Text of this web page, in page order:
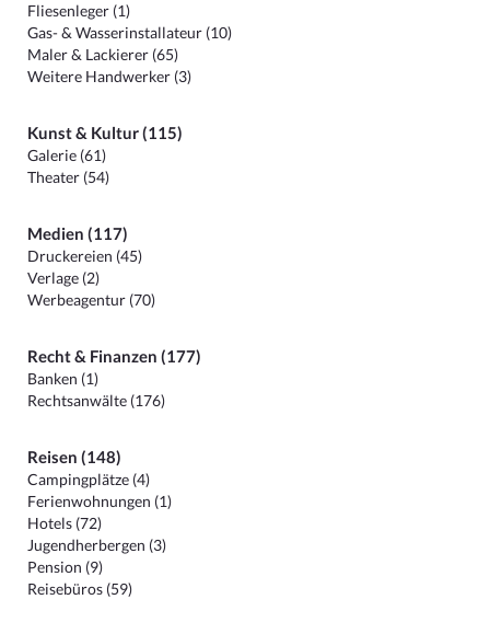
Fliesenleger (1)
Gas- & Wasserinstallateur (10)
Maler & Lackierer (65)
Weitere Handwerker (3)
Kunst & Kultur (115)
Galerie (61)
Theater (54)
Medien (117)
Druckereien (45)
Verlage (2)
Werbeagentur (70)
Recht & Finanzen (177)
Banken (1)
Rechtsanwälte (176)
Reisen (148)
Campingplätze (4)
Ferienwohnungen (1)
Hotels (72)
Jugendherbergen (3)
Pension (9)
Reisebüros (59)